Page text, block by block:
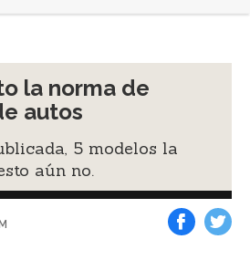
la norma de
autos
5 modelos la
aún no.